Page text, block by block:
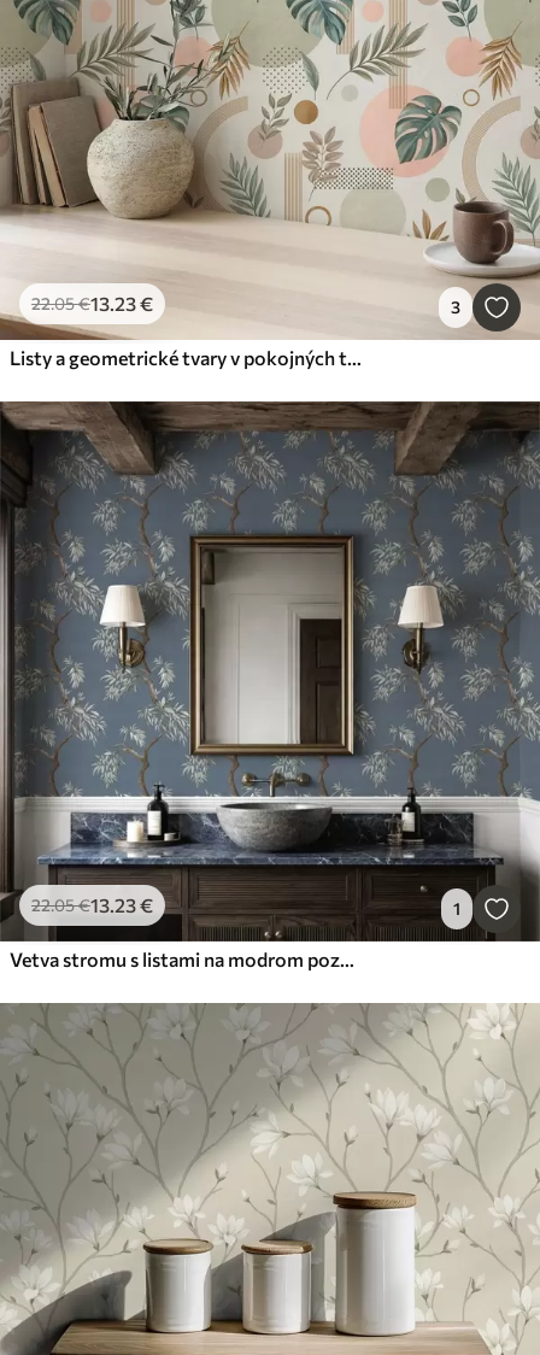
22.05€13.23€ 3
Listy a geometrické tvary v pokojných teplých odtieňoch
22.05€13.23€ 1
Vetva stromu s listami na modrom pozadí